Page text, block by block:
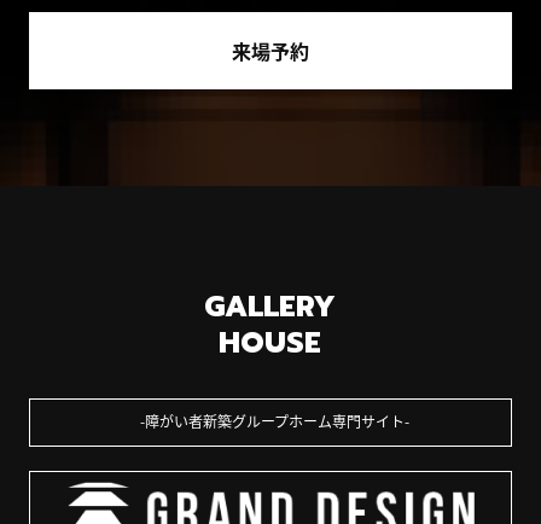
来場予約
GALLERY
HOUSE
障がい者新築グループホーム専門サイト